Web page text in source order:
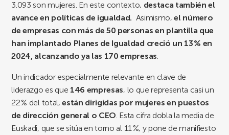
3.093 son mujeres. En este contexto, destaca también el
avance en políticas de igualdad. Asimismo,el número
de empresas con más de 50 personas en plantilla que
han implantado Planes de Igualdad creció un 13 % en
2024, alcanzando ya las 170 empresas
Un indicador especialmente relevante en clave de
liderazgo es que 146 empresas, lo que representa casi un
22 % del total,están dirigidas por mujeres en puestos
de dirección general o CEO . Esta cifra dobla la media de
Euskadi, que se sitúa en torno al 11 %, y pone de manifiesto